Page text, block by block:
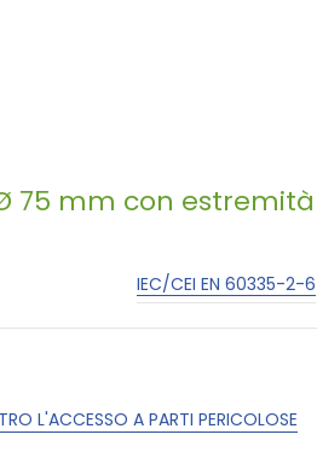
75 mm con estremità
IEC/CEI EN 60335-2-6
L'ACCESSO A PARTI PERICOLOSE